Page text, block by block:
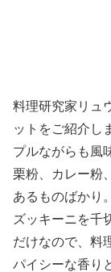
料理研究家リュ
ットをご紹介し
プルながらも風
栗粉、カレー粉
あるものばかり
ズッキーニを千
だけなので、料
パイシーな香り